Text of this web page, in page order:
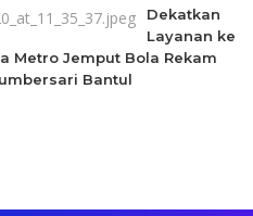
Dekatkan
Layanan ke
Metro Jemput Bola Rekam
Bantul